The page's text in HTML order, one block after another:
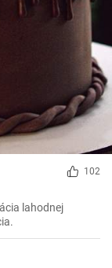
102
lahodnej